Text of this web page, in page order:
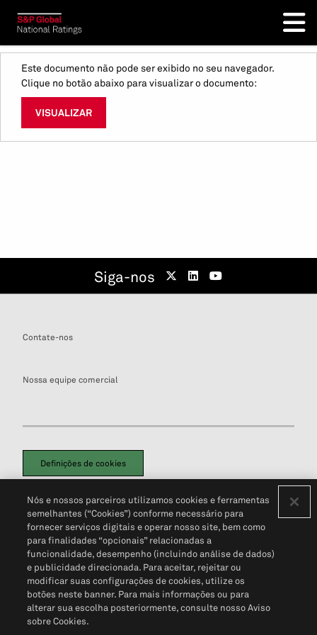
Este documento não pode ser exibido no seu navegador.
Clique no botão abaixo para visualizar o documento:
VISUALIZAR
Siga-nos
Contate-nos
Nossa equipe comercial
Definições de cookies
Política de PrivacidadePortal de privacidade do cliente (em inglês)
Não Venda Minhas Informações Pessoais© 2026 S&P Global
Nós e nossos parceiros utilizamos cookies e ferramentas
semelhantes (“Cookies”) conforme necessário para
fornecer serviços digitais e operar nosso site, bem como
para finalidades “opcionais” relacionadas a
funcionalidade, desempenho (incluindo análise de dados)
e publicidade direcionada. Para aceitar, rejeitar ou
modificar suas configurações de cookies, utilize os
botões neste banner. Para mais informações ou para
alterar sua escolha posteriormente, consulte nosso Aviso
sobre Cookies.